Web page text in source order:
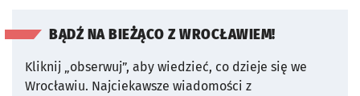
BĄDŹ NA BIEŻĄCO Z WROCŁAWIEM!
Kliknij „obserwuj”, aby wiedzieć, co dzieje się we
Wrocławiu. Najciekawsze wiadomości z